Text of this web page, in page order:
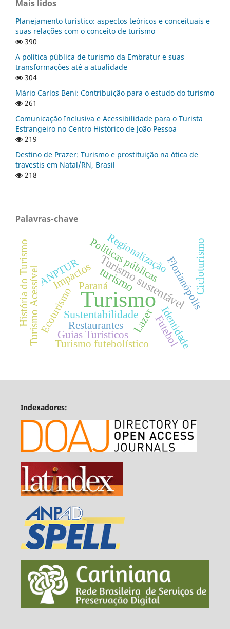
Mais lidos
Planejamento turístico: aspectos teóricos e conceituais e
suas relações com o conceito de turismo
390
A política pública de turismo da Embratur e suas
transformações até a atualidade
304
Mário Carlos Beni: Contribuição para o estudo do turismo
261
Comunicação Inclusiva e Acessibilidade para o Turista
Estrangeiro no Centro Histórico de João Pessoa
219
Destino de Prazer: Turismo e prostituição na ótica de
travestis em Natal/RN, Brasil
218
Palavras-chave
Turismo
Turismo sustentável
turismo
Impactos
Lazer
Sustentabilidade
Ecoturismo Florianópolis
Políticas públicas
Regionalização
Turismo Acessível Restaurantes
Paraná
Identidade
História do Turismo
Guias Turísticos
Turismo futebolístico Futebol
ANPTUR Cicloturismo
Indexadores: